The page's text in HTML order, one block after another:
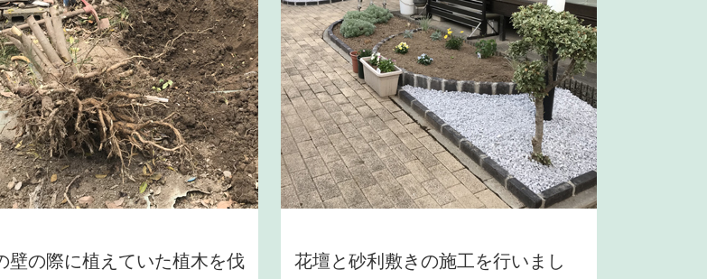
壁の際に植えていた植木を伐
花壇と砂利敷きの施工を行いまし